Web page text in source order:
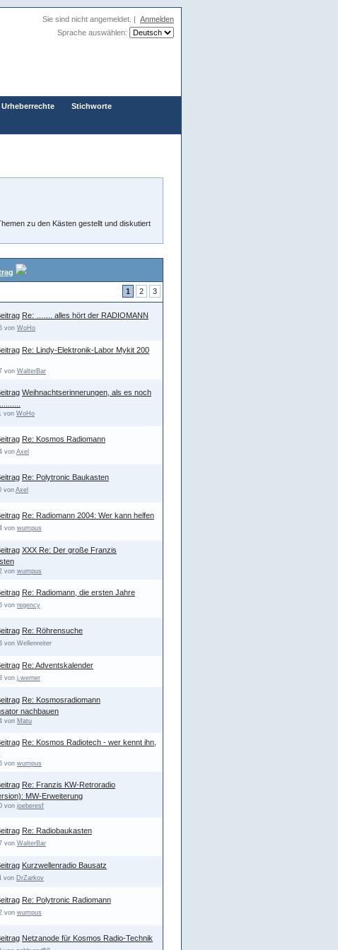
Sie sind nicht angemeldet. | Anmelden
Sprache auswählen:
Stichworte
zu den Kästen gestellt und diskutiert
1 2 3
Re: ….... alles hört der RADIOMANN
von WoHo
Re: Lindy-Elektronik-Labor Mykit 200
von WalterBar
Weihnachtserinnerungen, als es noch
von WoHo
Re: Kosmos Radiomann
von Axel
Re: Polytronic Baukasten
von Axel
Re: Radiomann 2004: Wer kann helfen
von wumpus
XXX Re: Der große Franzis
von wumpus
Re: Radiomann, die ersten Jahre
von regency
Re: Röhrensuche
von Wellenreiter
Re: Adventskalender
von j.werner
Re: Kosmosradiomann
nachbauen
von Matu
Re: Kosmos Radiotech - wer kennt ihn,
von wumpus
Re: Franzis KW-Retroradio
MW-Erweiterung
von joeberesf
Re: Radiobaukasten
von WalterBar
Kurzwellenradio Bausatz
von DrZarkov
Re: Polytronic Radiomann
von wumpus
Netzanode für Kosmos Radio-Technik